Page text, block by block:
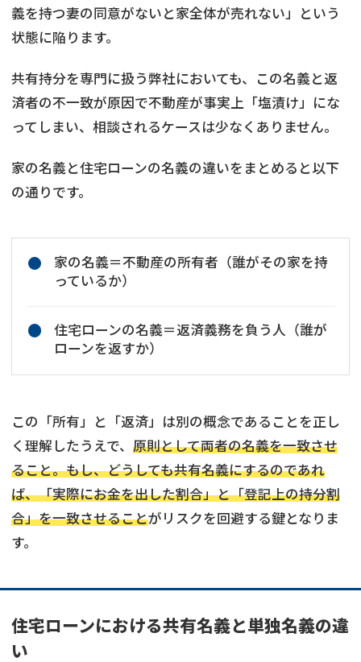
義を持つ妻の同意がないと家全体が売れない」という
状態に陥ります。
共有持分を専門に扱う弊社においても、この名義と返
済者の不一致が原因で不動産が事実上「塩漬け」にな
ってしまい、相談されるケースは少なくありません。
家の名義と住宅ローンの名義の違いをまとめると以下
の通りです。
家の名義＝不動産の所有者（誰がその家を持
っているか）
住宅ローンの名義＝返済義務を負う人（誰が
ローンを返すか）
この「所有」と「返済」は別の概念であることを正し
く理解したうえで、 原則として両者の名義を一致させ
ること。もし、どうしても共有名義にするのであれ
ば、「実際にお金を出した割合」と「登記上の持分割
合」を一致させることがリスクを回避する鍵となりま
す。
住宅ローンにおける共有名義と単独名義の違
い